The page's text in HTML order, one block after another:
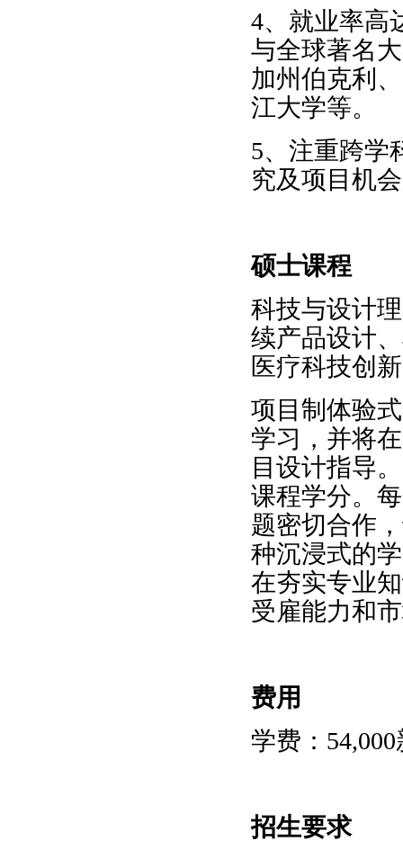
4、就业率高
与全球著名
加州伯克利
江大学等。
5、注重跨学
究及项目机
硕士课程
科技与设计
续产品设计
医疗科技创
项目制体验
学习，并将在
目设计指导
课程学分。
题密切合作
种沉浸式的
在夯实专业
受雇能力和
费用
学费： 54,000
招生要求